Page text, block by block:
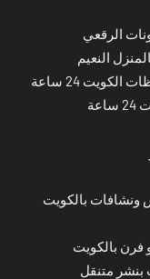
الرقعي
النعيم
24 ساعة
ونشافات بالكويت
فرن بالكويت
بنشر متنقل